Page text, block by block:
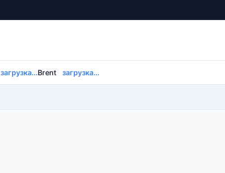
загрузка...Brent загрузка...